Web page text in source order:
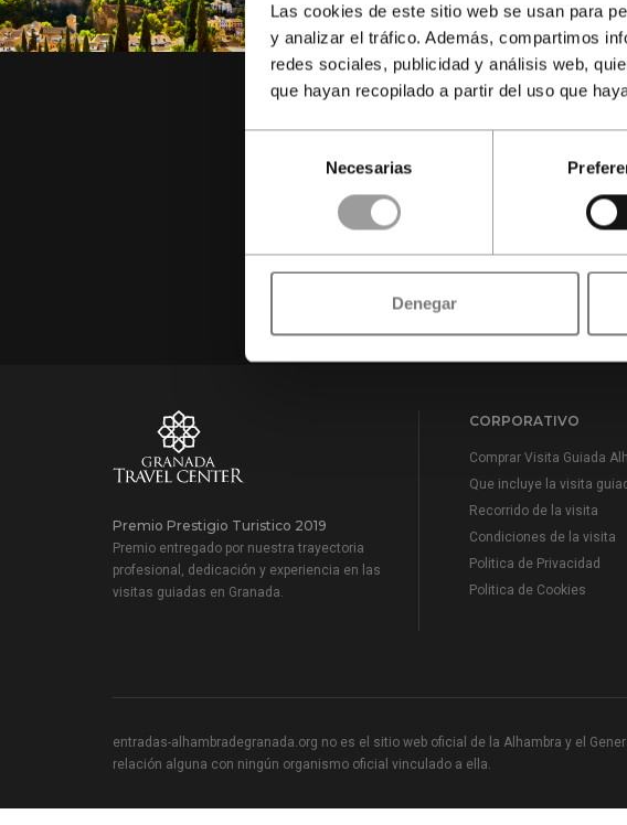
Las cookies de este sitio web se usan para
y analizar el tráfico. Además, compartimos
redes sociales, publicidad y análisis web,
que hayan recopilado a partir del uso que
consentimiento
Necesarias
Denegar
entradas a
Reserve online
Premio Prestigio Turistico 2019
Premio entregado por nuestra trayectoria
profesional, dedicación y experiencia en las
visitas guiadas en Granada.
CORPORATIVO
Comprar Visita Guiada
Que incluye la visita
Recorrido de la visita
Condiciones de la visita
Politica de Privacidad
Politica de Cookies
entradas-alhambradegranada.org no es el sitio web oficial de la Alhambra y el
relación alguna con ningún organismo oficial vinculado a ella.